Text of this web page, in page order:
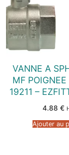
VANNE A
MF
19211 –
4.88 €
Ajouter au